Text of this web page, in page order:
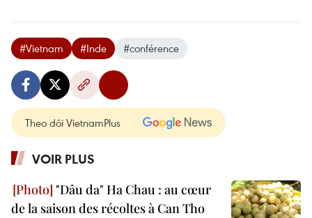
#Vietnam #Inde #conférence
Theo dõi VietnamPlus
VOIR PLUS
"Dâu da" Ha Chau : au cœur
de la saison des récoltes à Can Tho